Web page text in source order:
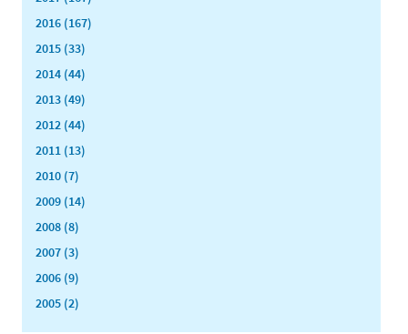
2016 (167)
2015 (33)
2014 (44)
2013 (49)
2012 (44)
2011 (13)
2010 (7)
2009 (14)
2008 (8)
2007 (3)
2006 (9)
2005 (2)